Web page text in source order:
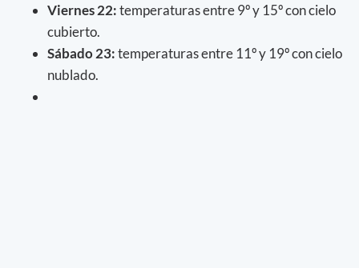
Viernes 22:temperaturas entre 9º y 15º con cielo
cubierto.
Sábado 23:temperaturas entre 11º y 19º con cielo
nublado.